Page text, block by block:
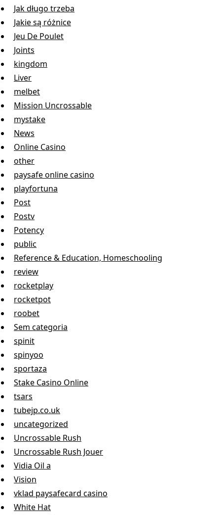
Jak długo trzeba
Jakie są różnice
Jeu De Poulet
Joints
kingdom
Liver
melbet
Mission Uncrossable
mystake
News
Online Casino
other
paysafe online casino
playfortuna
Post
Postv
Potency
public
Reference & Education, Homeschooling
review
rocketplay
rocketpot
roobet
Sem categoria
spinit
spinyoo
sportaza
Stake Casino Online
tsars
tubejp.co.uk
uncategorized
Uncrossable Rush
Uncrossable Rush Jouer
Vidia Oil a
Vision
vklad paysafecard casino
White Hat